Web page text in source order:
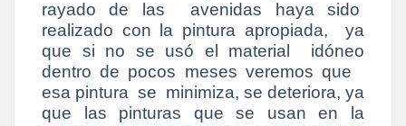
rayado de las avenidas haya sido
realizado con la pintura apropiada, ya
que si no se usó el material idóneo
dentro de pocos meses veremos que
esa pintura se minimiza, se deteriora, ya
que las pinturas que se usan en la